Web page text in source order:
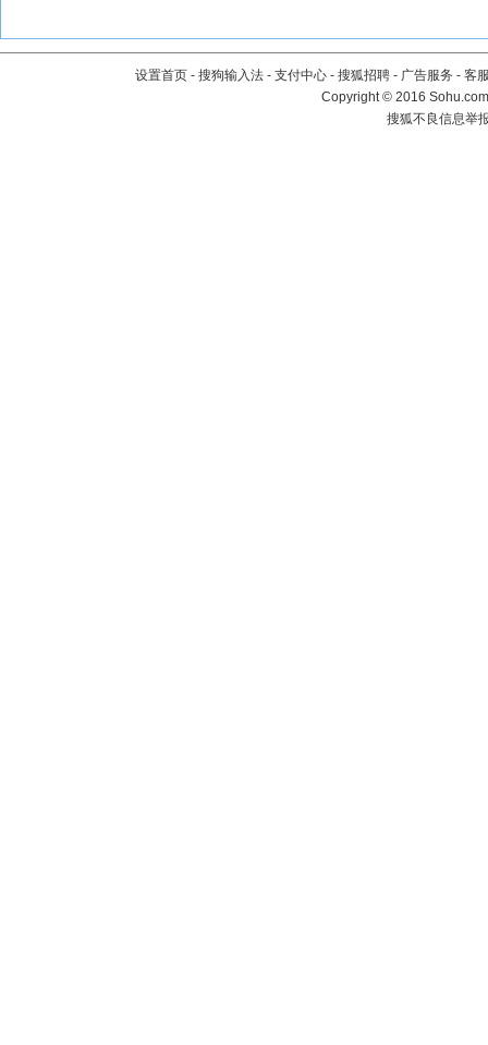
设置首页 - 搜狗输入法 - 支付中心 - 搜狐招聘 - 广告服务 - 客
Copyright©2016
搜狐不良信息举